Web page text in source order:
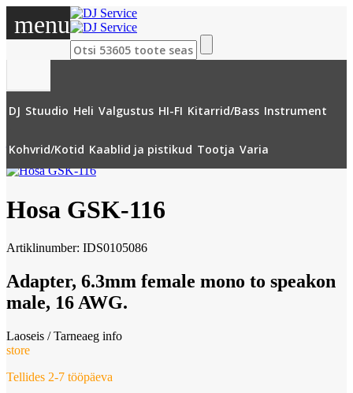
menu
DJ Stuudio Heli Valgustus HI-FI Kitarrid/Bass Instrument
Kohvrid/Kotid Kaablid ja pistikud Tootja Varia
Hosa GSK-116
Artiklinumber: IDS0105086
Adapter, 6.3mm female mono to speakon
male, 16 AWG.
Laoseis / Tarneaeg info
store
Tellides 2-7 tööpäeva